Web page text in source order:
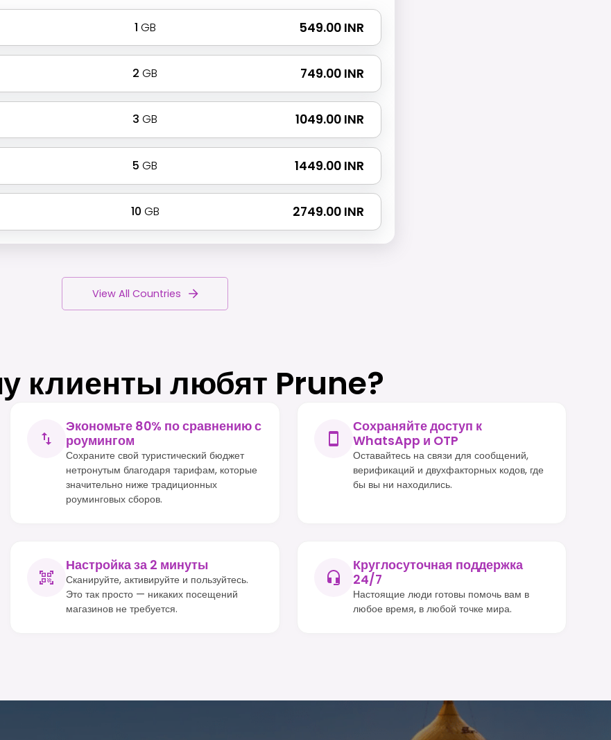
1 GB ₹ 549.00 INR
2 GB ₹ 749.00 INR
3 GB ₹ 1049.00 INR
5 GB ₹ 1449.00 INR
10 GB ₹ 2749.00 INR
View All Countries
клиенты любят Prune?
Экономьте 80% по сравнению с
роумингом
Сохраните свой туристический бюджет
нетронутым благодаря тарифам, которые
значительно ниже традиционных
роуминговых сборов.
Сохраняйте доступ к
WhatsApp и OTP
Оставайтесь на связи для сообщений,
верификаций и двухфакторных кодов, где
бы вы ни находились.
Настройка за 2 минуты
Сканируйте, активируйте и пользуйтесь.
Это так просто — никаких посещений
магазинов не требуется.
Круглосуточная поддержка
24/7
Настоящие люди готовы помочь вам в
любое время, в любой точке мира.